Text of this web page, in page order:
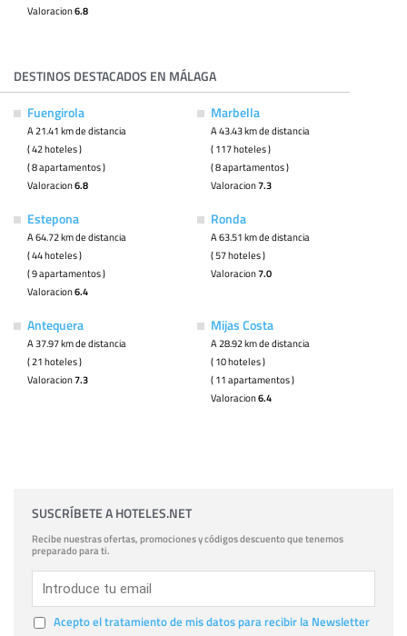
Valoracion6.8
DESTINOS DESTACADOS EN MÁLAGA
Fuengirola
A 21.41 km de distancia
( 42 hoteles )
( 8 apartamentos )
Valoracion6.8
Marbella
A 43.43 km de distancia
( 117 hoteles )
( 8 apartamentos )
Valoracion7.3
Estepona
A 64.72 km de distancia
( 44 hoteles )
( 9 apartamentos )
Valoracion6.4
Ronda
A 63.51 km de distancia
( 57 hoteles )
Valoracion7.0
Antequera
A 37.97 km de distancia
( 21 hoteles )
Valoracion7.3
Mijas Costa
A 28.92 km de distancia
( 10 hoteles )
( 11 apartamentos )
Valoracion6.4
SUSCRÍBETE A HOTELES.NET
Recibe nuestras ofertas, promociones y códigos descuento que tenemos
preparado para ti.
Acepto el tratamiento de mis datos para recibir la Newsletter